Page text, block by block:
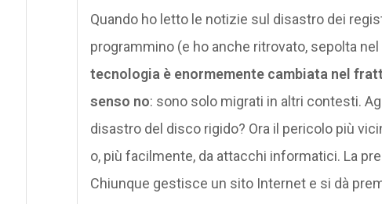
Quando ho letto le notizie sul disastro dei
programmino (e ho anche ritrovato, sepolta
tecnologia è enormemente cambiata nel
senso no: sono solo migrati in altri contesti.
disastro del disco rigido? Ora il pericolo più
o, più facilmente, da attacchi informatici. La
Chiunque gestisce un sito Internet e si dà